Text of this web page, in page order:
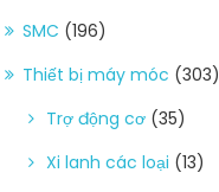
SMC (196)
Thiết bị máy móc (303)
Trợ động cơ (35)
Xi lanh các loại (13)